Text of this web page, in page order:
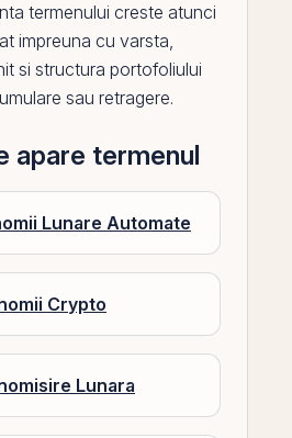
termenului creste atunci
impreuna cu varsta,
si structura portofoliului
sau retragere.
apare termenul
Lunare Automate
Crypto
Lunara